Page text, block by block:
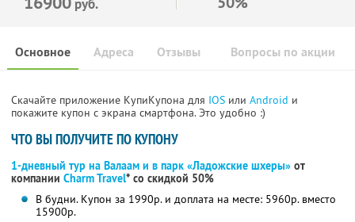
руб.
Основное Отзывы Вопросы по акции
Адреса
Скачайте приложение КупиКупона для IOS или Android и
покажите купон с экрана смартфона. Это удобно :)
ЧТО ВЫ ПОЛУЧИТЕ ПО КУПОНУ
1-дневный тур на Валаам и в парк «Ладожские шхеры» от
компании Charm Travel* со скидкой 50%
В будни. Купон за 1990р. и доплата на месте: 5960р. вместо
15900р.